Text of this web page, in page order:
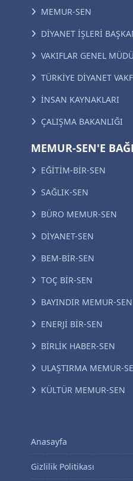
MEMUR-SEN
DİYANET İŞLERİ
VAKIFLAR GENEL
TÜRKİYE DİYANET
İNSAN KAYNAKLARI
ÇALIŞMA BAKANLIĞI
MEMUR-SEN'E
EĞİTİM-BİR-SEN
SAĞLIK-SEN
BÜRO MEMUR-SEN
DİYANET-SEN
BEM-BİR-SEN
TOÇ BİR-SEN
BAYINDIR MEMUR-SEN
ENERJİ BİR-SEN
BİRLİK HABER-SEN
ULAŞTIRMA MEMUR-
KÜLTÜR MEMUR-SEN
Anasayfa
Gizlilik Politikası